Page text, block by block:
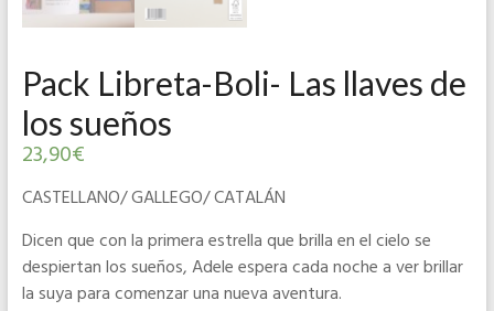
Pack Libreta-Boli- Las llaves de
los sueños
23,90€
CASTELLANO/ GALLEGO/ CATALÁN
Dicen que con la primera estrella que brilla en el cielo se
despiertan los sueños, Adele espera cada noche a ver brillar
la suya para comenzar una nueva aventura.